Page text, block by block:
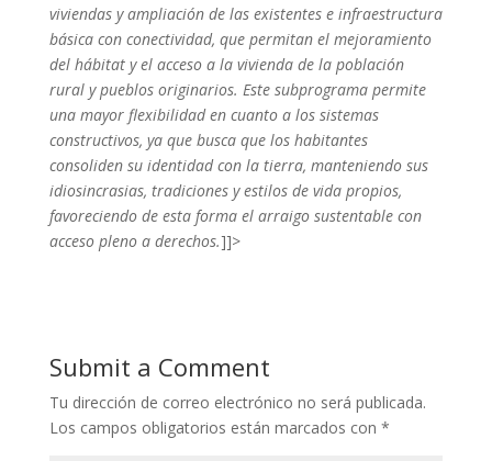
viviendas y ampliación de las existentes e infraestructura
básica con conectividad, que permitan el mejoramiento
del hábitat y el acceso a la vivienda de la población
rural y pueblos originarios. Este subprograma permite
una mayor flexibilidad en cuanto a los sistemas
constructivos, ya que busca que los habitantes
consoliden su identidad con la tierra, manteniendo sus
idiosincrasias, tradiciones y estilos de vida propios,
favoreciendo de esta forma el arraigo sustentable con
acceso pleno a derechos.]]>
Submit a Comment
Tu dirección de correo electrónico no será publicada.
Los campos obligatorios están marcados con *